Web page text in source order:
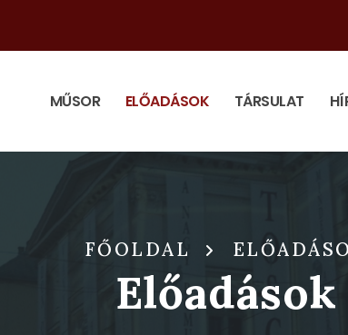
MŰSOR ELŐADÁSOK TÁRSULAT
FŐOLDAL
Előadások